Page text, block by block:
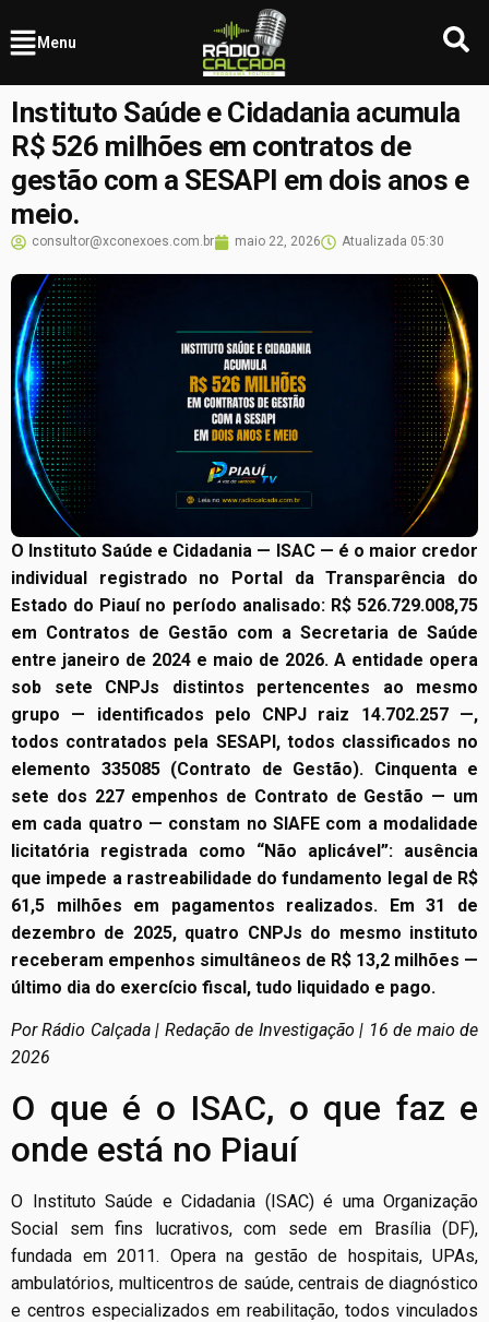
Menu
Instituto Saúde e Cidadania acumula
R$ 526 milhões em contratos de
gestão com a SESAPI em dois anos e
meio.
consultor@xconexoes.com.br maio 22, 2026 Atualizada 05:30
O Instituto Saúde e Cidadania — ISAC — é o maior credor
individual registrado no Portal da Transparência do
Estado do Piauí no período analisado: R$ 526.729.008,75
em Contratos de Gestão com a Secretaria de Saúde
entre janeiro de 2024 e maio de 2026. A entidade opera
sob sete CNPJs distintos pertencentes ao mesmo
grupo — identificados pelo CNPJ raiz 14.702.257 —,
todos contratados pela SESAPI, todos classificados no
elemento 335085 (Contrato de Gestão). Cinquenta e
sete dos 227 empenhos de Contrato de Gestão — um
em cada quatro — constam no SIAFE com a modalidade
licitatória registrada como “Não aplicável”: ausência
que impede a rastreabilidade do fundamento legal de R$
61,5 milhões em pagamentos realizados. Em 31 de
dezembro de 2025, quatro CNPJs do mesmo instituto
receberam empenhos simultâneos de R$ 13,2 milhões —
último dia do exercício fiscal, tudo liquidado e pago.
Por Rádio Calçada | Redação de Investigação | 16 de maio de
2026
O que é o ISAC, o que faz e
onde está no Piauí
O Instituto Saúde e Cidadania (ISAC) é uma Organização
Social sem fins lucrativos, com sede em Brasília (DF),
fundada em 2011. Opera na gestão de hospitais, UPAs,
ambulatórios, multicentros de saúde, centrais de diagnóstico
e centros especializados em reabilitação, todos vinculados